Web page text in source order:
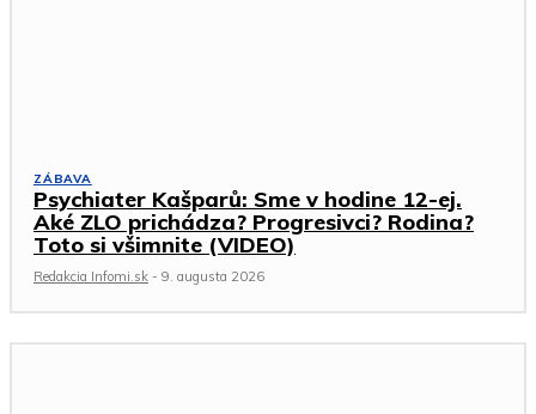
ZÁBAVA
Psychiater Kašparů: Sme v hodine 12-ej.
Aké ZLO prichádza? Progresivci? Rodina?
Toto si všimnite (VIDEO)
Redakcia Infomi.sk - 9. augusta 2026